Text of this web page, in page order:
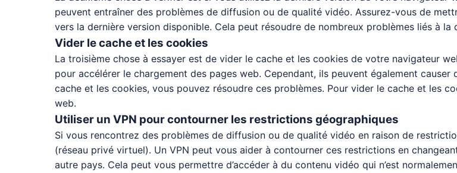
peuvent entraîner des problèmes de diffusion ou de qualité vidéo. Assurez-vous de
vers la dernière version disponible. Cela peut résoudre de nombreux problèmes liés à
Vider le cache et les cookies
La troisième chose à essayer est de vider le cache et les cookies de votre navigateur
pour accélérer le chargement des pages web. Cependant, ils peuvent également
cache et les cookies, vous pouvez résoudre ces problèmes. Pour vider le cache et les
web.
Utiliser un VPN pour contourner les restrictions géographiques
Si vous rencontrez des problèmes de diffusion ou de qualité vidéo en raison de
(réseau privé virtuel). Un VPN peut vous aider à contourner ces restrictions en
autre pays. Cela peut vous permettre d’accéder à du contenu vidéo qui n’est